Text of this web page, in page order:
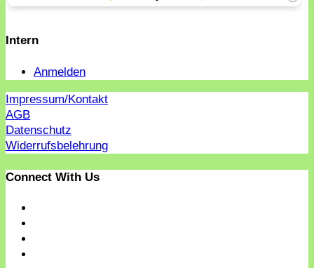
Intern
Anmelden
Impressum/Kontakt
AGB
Datenschutz
Widerrufsbelehrung
Connect With Us